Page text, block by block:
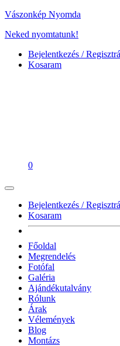
Vászonkép Nyomda
Neked nyomtatunk!
Bejelentkezés /
Kosaram
0
Bejelentkezés /
Kosaram
Főoldal
Megrendelés
Fotófal
Galéria
Ajándékutalvány
Rólunk
Árak
Vélemények
Blog
Montázs